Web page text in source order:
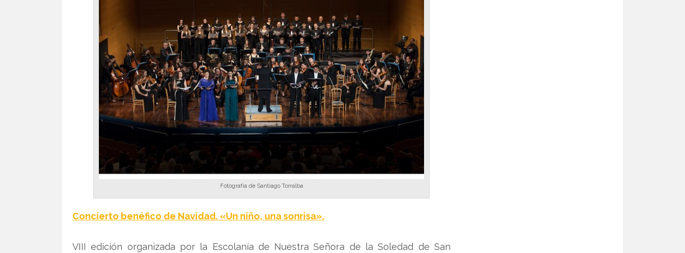
Fotografía de Santiago Torralba
Concierto benéfico de Navidad. «Un niño, una sonrisa».
VIII edición organizada por la Escolanía de Nuestra Señora de la Soledad de San